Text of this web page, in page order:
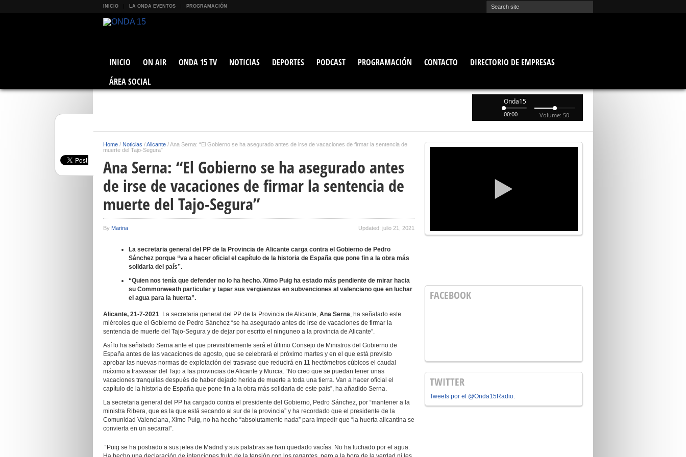
INICIO LA ONDA EVENTOS PROGRAMACIÓN
INICIO ON AIR ONDA 15 TV NOTICIAS DEPORTES PODCAST PROGRAMACIÓN CONTACTO
DIRECTORIO DE EMPRESAS
ÁREA SOCIAL
Onda15
00:00 Volume: 50
Home / Noticias /Alicante /Ana Serna: “El Gobierno se ha asegurado antes de irse de vacaciones de firmar la sentencia de
muerte del Tajo-Segura”
Ana Serna: “El Gobierno se ha asegurado antes
de irse de vacaciones de firmar la sentencia de
muerte del Tajo-Segura”
By Marina Updated: julio 21, 2021
La secretaria general del PP de la Provincia de Alicante carga contra el Gobierno de Pedro
Sánchez porque “va a hacer oficial el capítulo de la historia de España que pone fin a la obra más
solidaria del país”.
“Quien nos tenía que defender no lo ha hecho. Ximo Puig ha estado más pendiente de mirar hacia
su Commonweath particular y tapar sus vergüenzas en subvenciones al valenciano que en luchar
el agua para la huerta”.
Alicante, 21-7-2021. La secretaria general del PP de la Provincia de Alicante, Ana Serna, ha señalado este
miércoles que el Gobierno de Pedro Sánchez “se ha asegurado antes de irse de vacaciones de firmar la
sentencia de muerte del Tajo-Segura y de dejar por escrito el ninguneo a la provincia de Alicante”.
Así lo ha señalado Serna ante el que previsiblemente será el último Consejo de Ministros del Gobierno de
España antes de las vacaciones de agosto, que se celebrará el próximo martes y en el que está previsto
aprobar las nuevas normas de explotación del trasvase que reducirá en 11 hectómetros cúbicos el caudal
máximo a trasvasar del Tajo a las provincias de Alicante y Murcia. “No creo que se puedan tener unas
vacaciones tranquilas después de haber dejado herida de muerte a toda una tierra. Van a hacer oficial el
capítulo de la historia de España que pone fin a la obra más solidaria de este país”, ha añadido Serna.
La secretaria general del PP ha cargado contra el presidente del Gobierno, Pedro Sánchez, por “mantener a la
ministra Ribera, que es la que está secando al sur de la provincia” y ha recordado que el presidente de la
Comunidad Valenciana, Ximo Puig, no ha hecho “absolutamente nada” para impedir que “la huerta alicantina se
convierta en un secarral”.
“Puig se ha postrado a sus jefes de Madrid y sus palabras se han quedado vacías. No ha luchado por el agua.
FACEBOOK
TWITTER
Tweets por el @Onda15Radio.